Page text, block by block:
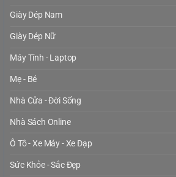
Giày Dép Nam
Giày Dép Nữ
Máy Tính - Laptop
Mẹ - Bé
Nhà Cửa - Đời Sống
Nhà Sách Online
Ô Tô - Xe Máy - Xe Đạp
Sức Khỏe - Sắc Đẹp